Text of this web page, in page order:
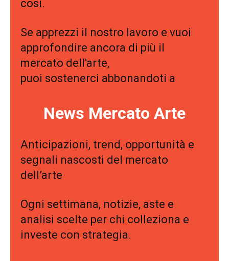
così.
Se apprezzi il nostro lavoro e vuoi
approfondire ancora di più il
mercato dell'arte,
puoi sostenerci abbonandoti a
News Mercato Arte
Anticipazioni, trend, opportunità e
segnali nascosti del mercato
dell’arte
Ogni settimana, notizie, aste e
analisi scelte per chi colleziona e
investe con strategia.